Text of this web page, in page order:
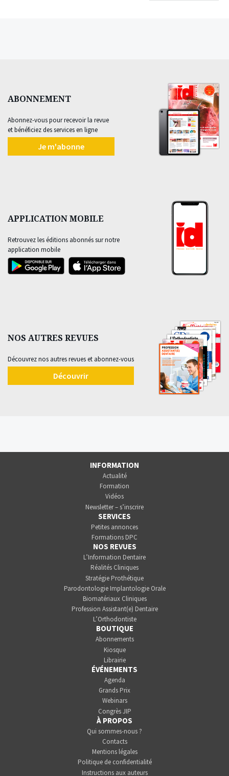
ABONNEMENT
Abonnez-vous pour recevoir la revue
et bénéficiez des services en ligne
Je m'abonne
APPLICATION MOBILE
Retrouvez les éditions abonnés sur notre
application mobile
NOS AUTRES REVUES
Découvrez nos autres revues et abonnez-vous
Découvrir
INFORMATION
Actualité
Formation
Vidéos
Newsletter – s’inscrire
SERVICES
Petites annonces
Formations DPC
NOS REVUES
L’Information Dentaire
Réalités Cliniques
Stratégie Prothétique
Parodontologie Implantologie Orale
Biomatériaux Cliniques
Profession Assistant(e) Dentaire
L’Orthodontiste
BOUTIQUE
Abonnements
Kiosque
Librairie
ÉVÉNEMENTS
Agenda
Grands Prix
Webinars
Congrès JIP
À PROPOS
Qui sommes-nous ?
Contacts
Mentions légales
Politique de confidentialité
Instructions aux auteurs